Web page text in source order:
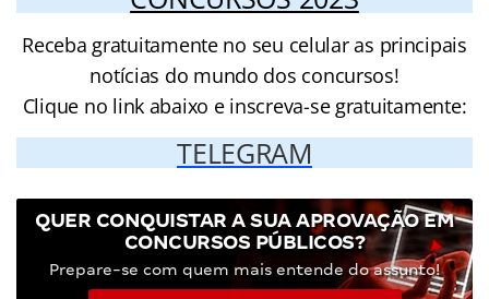
Receba gratuitamente no seu celular as principais
notícias do mundo dos concursos!
Clique no link abaixo e inscreva-se gratuitamente:
TELEGRAM
QUER CONQUISTAR A SUA APROVAÇÃO EM
CONCURSOS PÚBLICOS?
Prepare-se com quem mais entende do assunto!